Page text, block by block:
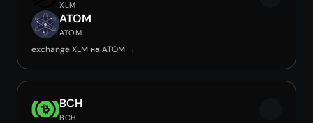
XLM
ATOM
ATOM
exchange XLM на ATOM →
BCH
BCH